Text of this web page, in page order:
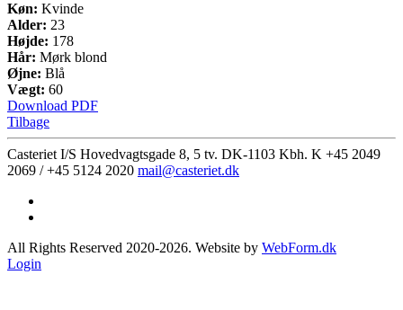
Køn: Kvinde
Alder: 23
Højde: 178
Hår: Mørk blond
Øjne: Blå
Vægt: 60
Download PDF
Tilbage
Casteriet I/S Hovedvagtsgade 8, 5 tv. DK-1103 Kbh. K +45 2049
2069 / +45 5124 2020 mail@casteriet.dk
All Rights Reserved 2020-2026. Website by WebForm.dk
Login